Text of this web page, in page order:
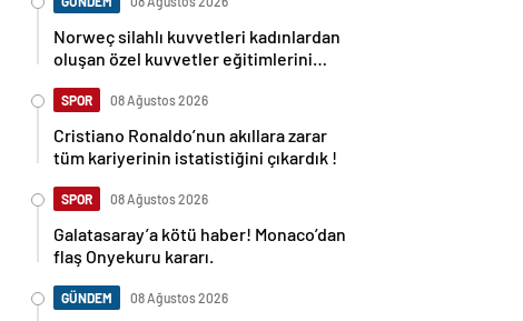
Norweç silahlı kuvvetleri kadınlardan
oluşan özel kuvvetler eğitimlerini
SPOR 08 Ağustos 2026
Cristiano Ronaldo’nun akıllara zarar
tüm kariyerinin istatistiğini çıkardık !
SPOR 08 Ağustos 2026
Galatasaray’a kötü haber! Monaco’dan
flaş Onyekuru kararı.
GÜNDEM 08 Ağustos 2026